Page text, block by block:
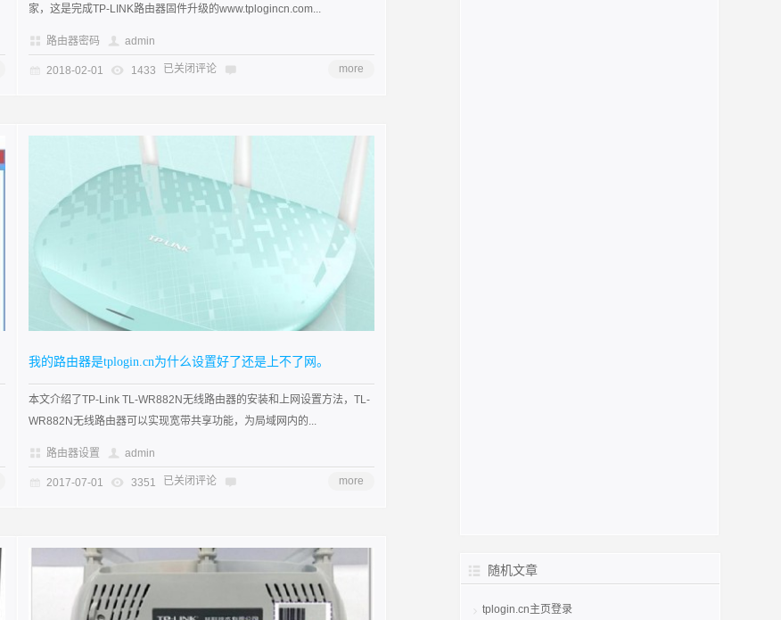
家，这是完成TP-LINK路由器固件升级的www.tplogincn.com...
路由器密码 admin
2018-02-01 1433 已关闭评论 more
我的路由器是tplogin.cn为什么设置好了还是上不了网。
本文介绍了TP-Link TL-WR882N无线路由器的安装和上网设置方法，TL-
WR882N无线路由器可以实现宽带共享功能，为局域网内的...
路由器设置 admin
2017-07-01 3351 已关闭评论 more
随机文章
tplogin.cn主页登录